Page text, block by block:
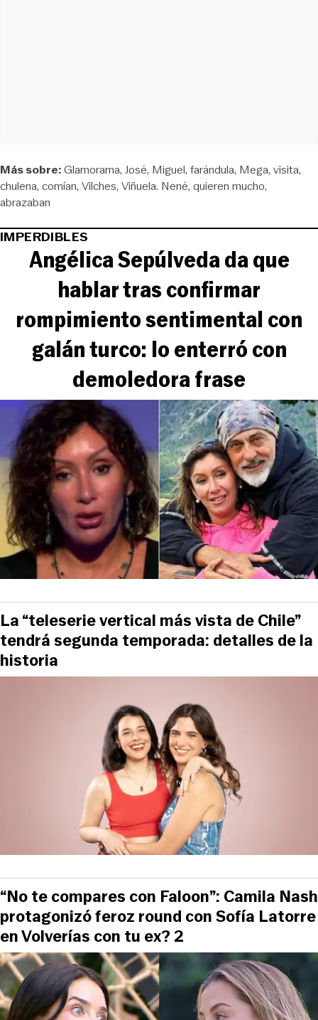
Más sobre:Glamorama José Miguel farándula Mega visita
chulena comían Vilches Viñuela. Nené quieren mucho
abrazaban
IMPERDIBLES
Angélica Sepúlveda da que
hablar tras confirmar
rompimiento sentimental con
galán turco: lo enterró con
demoledora frase
La “teleserie vertical más vista de Chile”
tendrá segunda temporada: detalles de la
historia
“No te compares con Faloon”: Camila Nash
protagonizó feroz round con Sofía Latorre
en Volverías con tu ex? 2